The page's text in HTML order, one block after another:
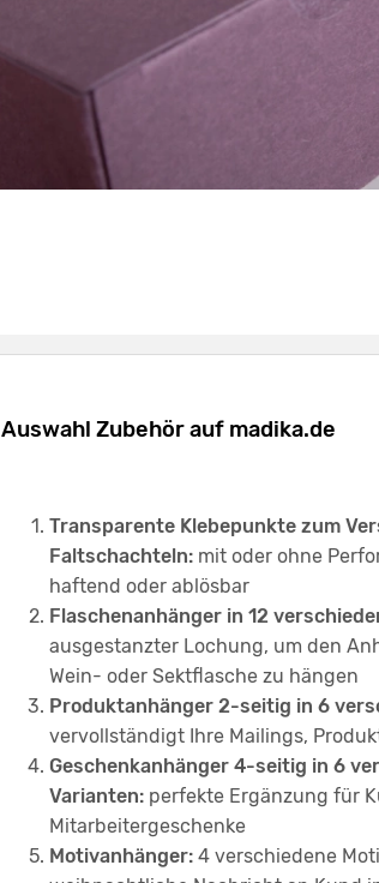
Auswahl Zubehör auf madika.de
Transparente Klebepunkte zum
Faltschachteln: mit oder ohne
haftend oder ablösbar
Flaschenanhänger in 12
ausgestanzter Lochung, um den
Wein- oder Sektflasche zu hängen
Produktanhänger 2-seitig in 6
vervollständigt Ihre Mailings,
Geschenkanhänger 4-seitig in 6
Varianten: perfekte Ergänzung für
Mitarbeitergeschenke
Motivanhänger: 4 verschiedene